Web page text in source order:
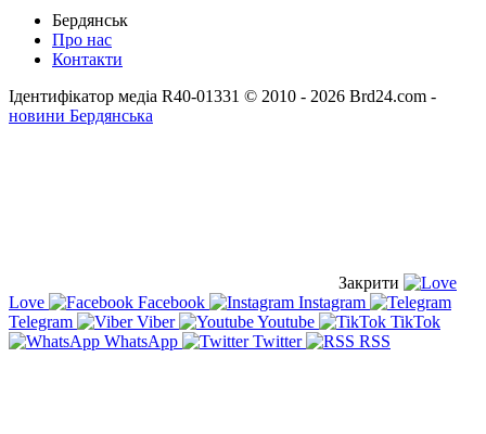
Бердянськ
Про нас
Контакти
Ідентифікатор медіа R40-01331 © 2010 - 2026 Brd24.com -
новини Бердянська
Закрити
Love
Facebook
Instagram
Telegram
Viber Youtube
TikTok
WhatsApp
Twitter RSS